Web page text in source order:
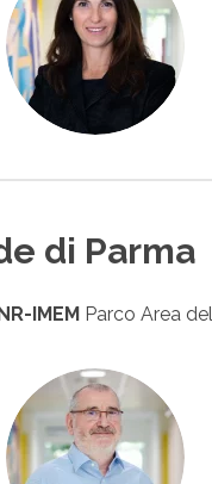
di Parma
IMEM Parco Area